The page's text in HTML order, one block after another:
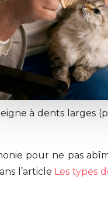
à dents larges
pour ne pas
l’article Les types